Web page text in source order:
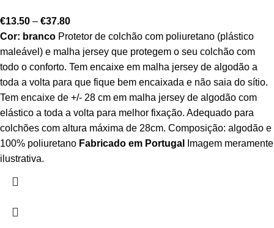
€13.50 – €37.80
Cor: branco Protetor de colchão com poliuretano (plástico
maleável) e malha jersey que protegem o seu colchão com
todo o conforto. Tem encaixe em malha jersey de algodão a
toda a volta para que fique bem encaixada e não saia do sítio.
Tem encaixe de +/- 28 cm em malha jersey de algodão com
elástico a toda a volta para melhor fixação. Adequado para
colchões com altura máxima de 28cm. Composição: algodão e
100% poliuretano Fabricado em Portugal
Imagem meramente
ilustrativa.